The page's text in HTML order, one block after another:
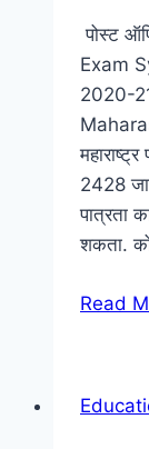
पोस्ट
Exam
2020-
2428
पात्रता
शकता.
Read